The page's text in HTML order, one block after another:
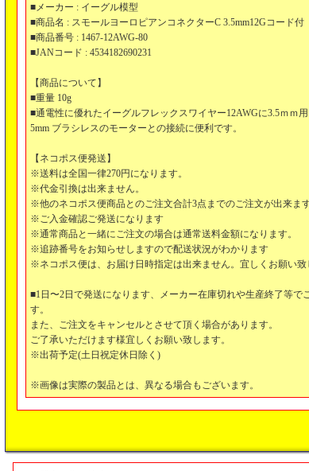
■メーカー : イーグル模型
■商品名 : スモールヨーロピアンコネクターC 3.5mm12Gコード付
■商品番号 : 1467-12AWG-80
■JANコード : 4534182690231
【商品について】
■重量 10g
■通電性に優れたイーグルフレックスワイヤー12AWGに3.5ｍｍ
5mm ブラシレスのモーターとの接続に便利です。
【ネコポス便発送】
※送料は全国一律270円になります。
※代金引換は出来ません。
※他のネコポス便商品とのご注文合計3点までのご注文が出来ます
※ご入金確認ご発送になります
※通常商品と一緒にご注文の場合は通常送料金額になります。
※追跡番号をお知らせしますので配送状況がわかります
※ネコポス便は、お届け日時指定は出来ません。宜しくお願い致
■1日〜2日で発送になります、メーカー在庫切れや生産終了等で
す。
また、ご注文をキャンセルとさせて頂く場合があります。
ご了承いただけます様宜しくお願い致します。
※出荷予定(土日祝定休日除く)
※画像は実際の製品とは、異なる場合もございます。